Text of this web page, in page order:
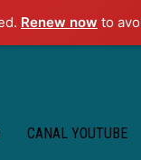
Renew now to
CANAL YOUTUBE